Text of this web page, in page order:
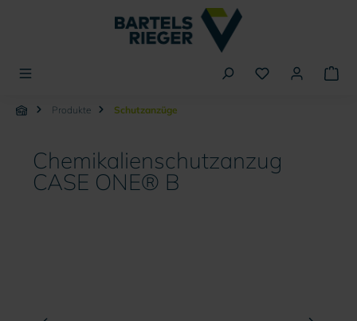
Produkte Schutzanzüge
Chemikalienschutzanzug
CASE ONE® B